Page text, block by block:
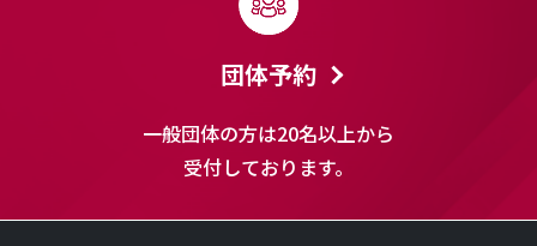
団体予約
一般団体の方は20名以上から
受付しております。